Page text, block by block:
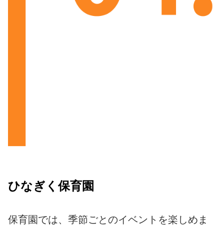
ひなぎく保育園
保育園では、季節ごとのイベントを楽しめま